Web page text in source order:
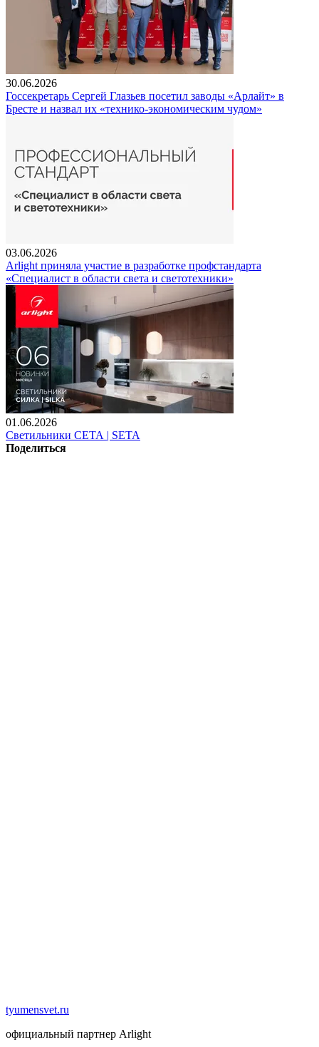
30.06.2026
Госсекретарь Сергей Глазьев посетил заводы «Арлайт» в
Бресте и назвал их «технико-экономическим чудом»
03.06.2026
Arlight приняла участие в разработке профстандарта
«Специалист в области света и светотехники»
01.06.2026
Светильники СЕТА | SETA
Поделиться
tyumensvet.ru
официальный партнер Arlight